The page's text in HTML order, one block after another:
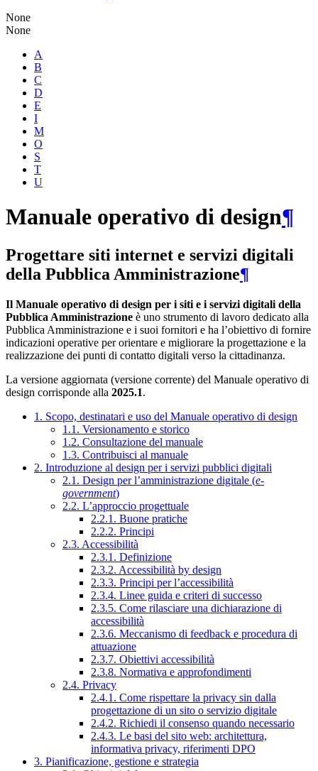
None
None
A
B
C
D
E
I
M
O
S
T
U
Manuale operativo di design¶
Progettare siti internet e servizi digitali
della Pubblica Amministrazione¶
Il Manuale operativo di design per i siti e i servizi digitali della
Pubblica Amministrazione è uno strumento di lavoro dedicato alla
Pubblica Amministrazione e i suoi fornitori e ha l’obiettivo di fornire
indicazioni operative per orientare e migliorare la progettazione e la
realizzazione dei punti di contatto digitali verso la cittadinanza.
La versione aggiornata (versione corrente) del Manuale operativo di
design corrisponde alla 2025.1.
1. Scopo, destinatari e uso del Manuale operativo di design
1.1. Versionamento e storico
1.2. Consultazione del manuale
1.3. Contribuisci al manuale
2. Introduzione al design per i servizi pubblici digitali
2.1. Design per l’amministrazione digitale (e-
government)
2.2. L’approccio progettuale
2.2.1. Buone pratiche
2.2.2. Principi
2.3. Accessibilità
2.3.1. Definizione
2.3.2. Accessibilità by design
2.3.3. Principi per l’accessibilità
2.3.4. Linee guida e criteri di successo
2.3.5. Come rilasciare una dichiarazione di
accessibilità
2.3.6. Meccanismo di feedback e procedura di
attuazione
2.3.7. Obiettivi accessibilità
2.3.8. Normativa e approfondimenti
2.4. Privacy
2.4.1. Come rispettare la privacy sin dalla
progettazione di un sito o servizio digitale
2.4.2. Richiedi il consenso quando necessario
2.4.3. Le basi del sito web: architettura,
informativa privacy, riferimenti DPO
3. Pianificazione, gestione e strategia